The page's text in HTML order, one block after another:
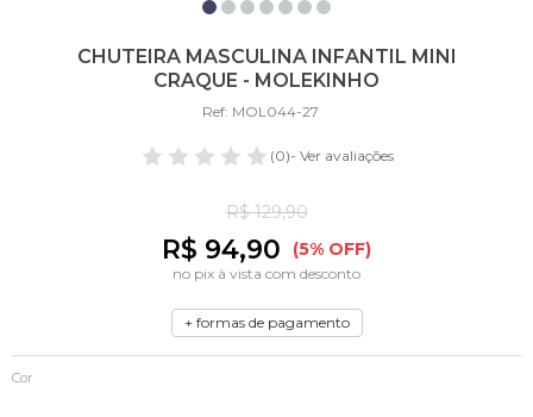
CHUTEIRA MASCULINA INFANTIL MINI
CRAQUE - MOLEKINHO
Ref: MOL044-27
(0)- Ver avaliações
R$ 129,90
R$ 94,90 (5% OFF)
no pix à vista com desconto
+ formas de pagamento
Cor